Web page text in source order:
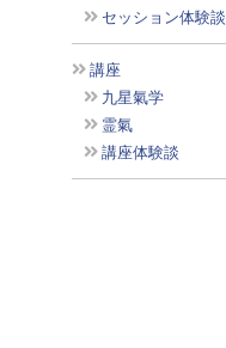
セッション体験談
講座
九星氣学
霊氣
講座体験談